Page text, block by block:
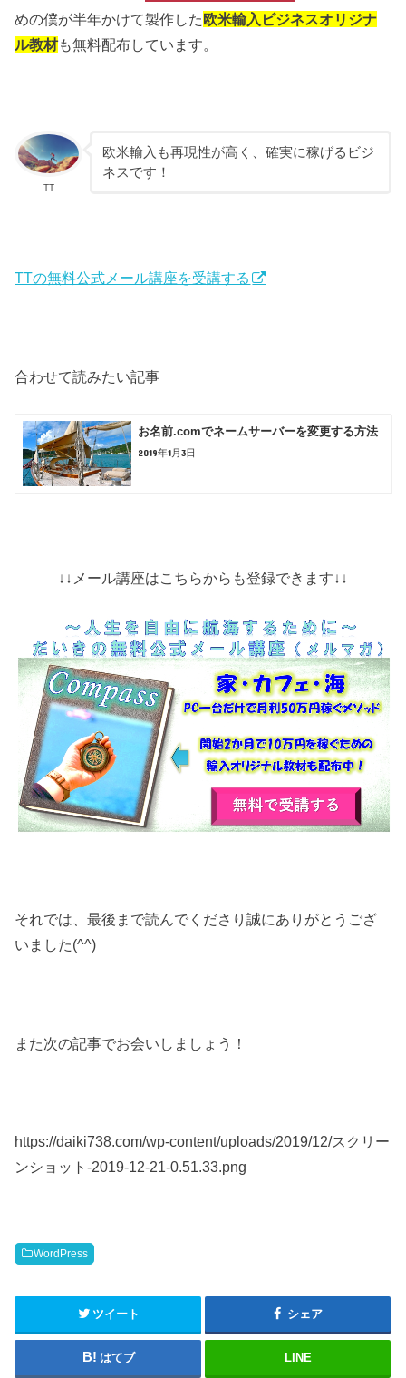
めの僕が半年かけて製作した欧米輸入ビジネスオリジナ
ル教材も無料配布しています。
TT
欧米輸入も再現性が高く、確実に稼げるビジ
ネスです！
TTの無料公式メール講座を受講する
合わせて読みたい記事
お名前.comでネームサーバーを変更する方法
2019年1月3日
↓↓メール講座はこちらからも登録できます↓↓
それでは、最後まで読んでくださり誠にありがとうござ
いました(^^)
また次の記事でお会いしましょう！
https://daiki738.com/wp-content/uploads/2019/12/スクリー
ンショット-2019-12-21-0.51.33.png
WordPress
ツイート シェア
はてブ LINE